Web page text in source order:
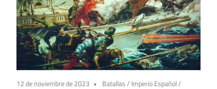
12 de noviembre de 2023 Batallas/ Imperio Español/